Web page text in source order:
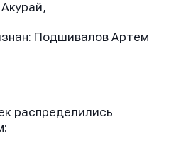
Подшивалов Артем
распределились